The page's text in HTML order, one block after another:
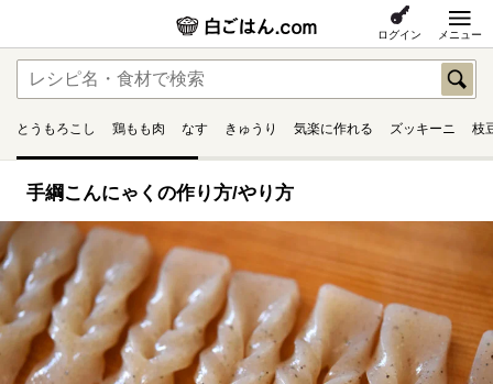
ログイン メニュー
とうもろこし 鶏もも肉 なす きゅうり 気楽に作れる ズッキーニ 枝
手綱こんにゃくの作り方/やり方